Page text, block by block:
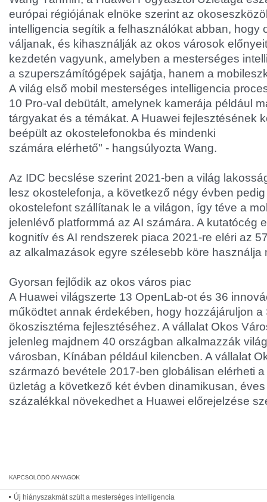
európai régiójának elnöke szerint az
intelligencia segítik a felhasználókat abban, hogy
váljanak, és kihasználják az okos városok
kezdetén vagyunk, amelyben a mesterséges
a szuperszámítógépek sajátja, hanem a
A világ első mobil mesterséges intelligencia
10 Pro-val debütált, amelynek kamerája például
tárgyakat és a témákat. A Huawei fejlesztésének
beépült az okostelefonokba és mindenki
számára elérhető" - hangsúlyozta Wang.
Az IDC becslése szerint 2021-ben a világ
lesz okostelefonja, a következő négy évben
okostelefont szállítanak le a világon, így téve a
jelenlévő platformmá az AI számára. A kutatócég
kognitív és AI rendszerek piaca 2021-re eléri az
az alkalmazások egyre szélesebb köre használja
Gyorsan fejlődik az okos város piac
A Huawei világszerte 13 OpenLab-ot és 36
működtet annak érdekében, hogy hozzájáruljon a
ökoszisztéma fejlesztéséhez. A vállalat Okos
jelenleg majdnem 40 országban alkalmazzák
városban, Kínában például kilencben. A vállalat
származó bevétele 2017-ben globálisan elérheti
üzletág a következő két évben dinamikusan,
százalékkal növekedhet a Huawei előrejelzése
Új hiányszakmát szült a mesterséges intelligencia